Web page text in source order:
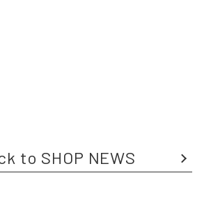
to SHOP NEWS